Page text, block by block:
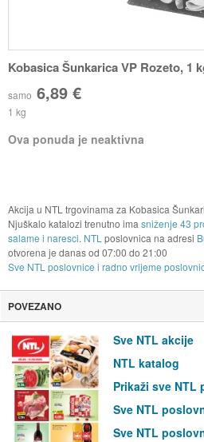
Kobasica Šunkarica VP Rozeto, 1
samo 6,89 €
1 kg
Ova ponuda je neaktivna
Akcija u NTL trgovinama za Kobasica
Njuškalo katalozi trenutno ima sniženje 43
salame i naresci. NTL poslovnica na adresi
otvorena je danas od 07:00 do 21:00
Sve NTL poslovnice i radno vrijeme
POVEZANO
Sve NTL akcije
NTL katalog
Prikaži sve NTL
Sve NTL
Sve NTL